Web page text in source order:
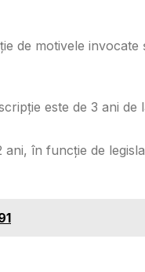
de motivele invocate
este de 3 ani de
în funcție de